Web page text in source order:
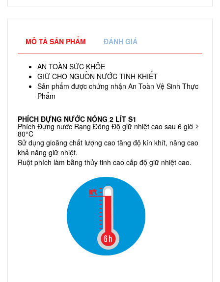
MÔ TẢ SẢN PHẨM ĐÁNH GIÁ
AN TOÀN SỨC KHỎE
GIỮ CHO NGUỒN NƯỚC TINH KHIẾT
Sản phẩm được chứng nhận An Toàn Vệ Sinh Thực
Phẩm
PHÍCH ĐỰNG NƯỚC NÓNG 2 LÍT S1
Phích Đựng nước Rạng Đông Độ giữ nhiệt cao sau 6 giờ ≥
80°C
Sử dụng gioăng chất lượng cao tăng độ kín khít, nâng cao
khả năng giữ nhiệt.
Ruột phích làm bằng thủy tinh cao cấp độ giữ nhiệt cao.